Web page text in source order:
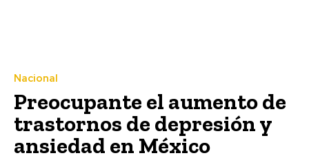
Nacional
Preocupante el aumento de
trastornos de depresión y
ansiedad en México